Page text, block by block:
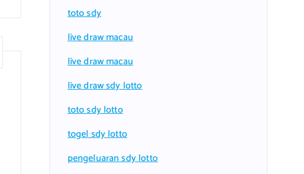
toto sdy
live draw macau
live draw macau
live draw sdy lotto
toto sdy lotto
togel sdy lotto
pengeluaran sdy lotto